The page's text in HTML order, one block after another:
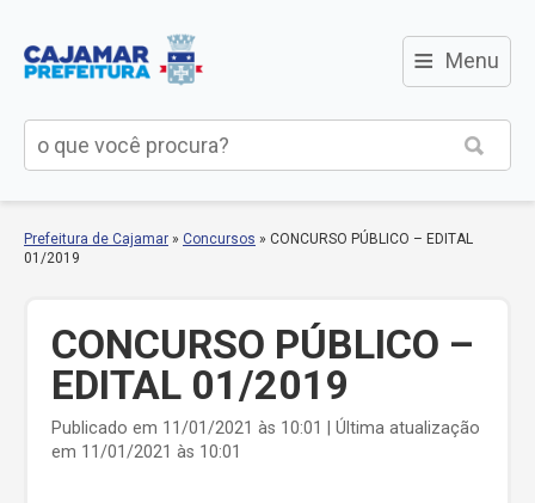
≡ Menu
Prefeitura de Cajamar » Concursos » CONCURSO PÚBLICO – EDITAL
01/2019
CONCURSO PÚBLICO –
EDITAL 01/2019
Publicado em 11/01/2021 às 10:01 | Última atualização
em 11/01/2021 às 10:01